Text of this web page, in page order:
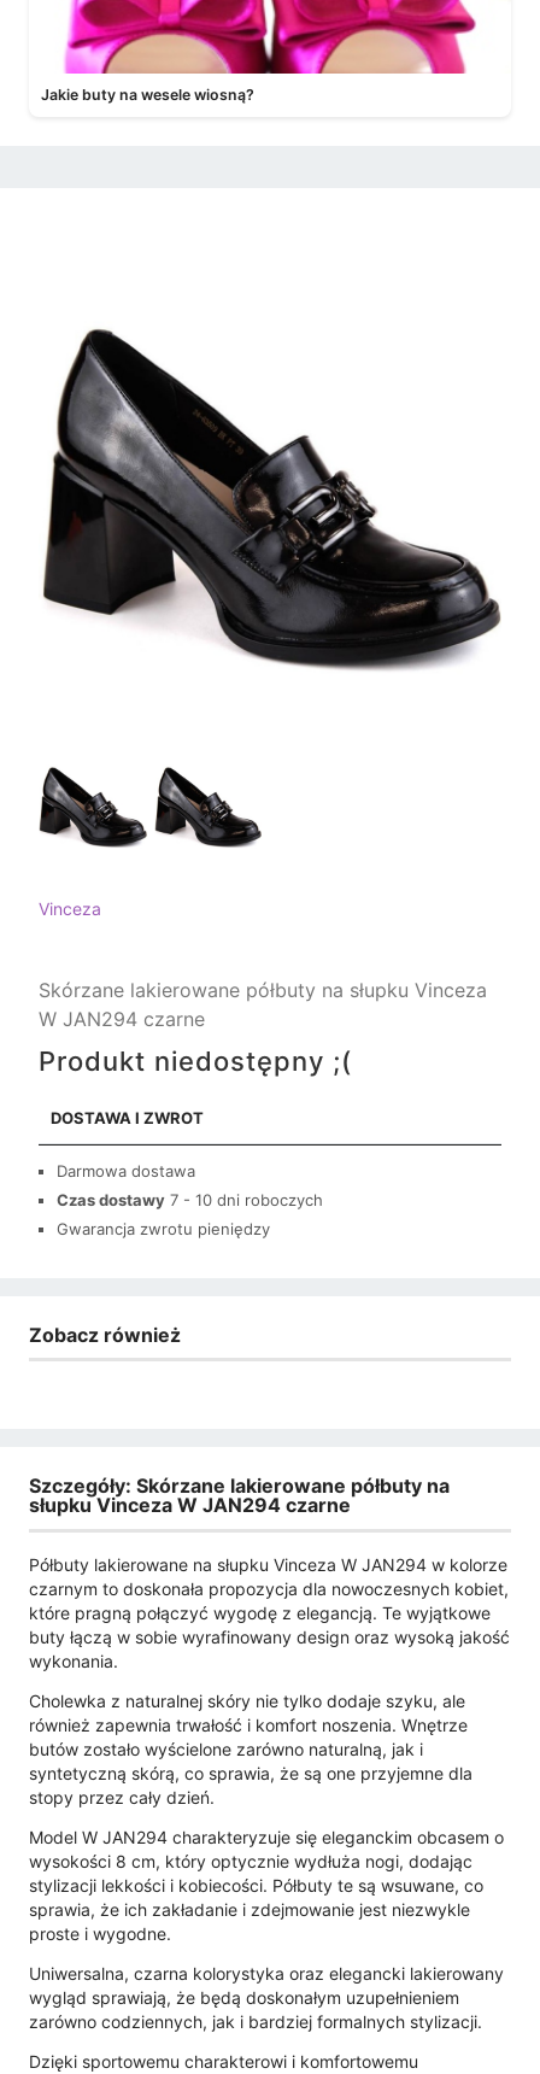
Jakie buty na wesele wiosną?
Vinceza
Skórzane lakierowane półbuty na słupku Vinceza
W JAN294 czarne
Produkt niedostępny ;(
DOSTAWA I ZWROT
Darmowa dostawa
Czas dostawy 7 - 10 dni roboczych
Gwarancja zwrotu pieniędzy
Zobacz również
Szczegóły: Skórzane lakierowane półbuty na
słupku Vinceza W JAN294 czarne
Półbuty lakierowane na słupku Vinceza W JAN294 w kolorze
czarnym to doskonała propozycja dla nowoczesnych kobiet,
które pragną połączyć wygodę z elegancją. Te wyjątkowe
buty łączą w sobie wyrafinowany design oraz wysoką jakość
wykonania.
Cholewka z naturalnej skóry nie tylko dodaje szyku, ale
również zapewnia trwałość i komfort noszenia. Wnętrze
butów zostało wyścielone zarówno naturalną, jak i
syntetyczną skórą, co sprawia, że są one przyjemne dla
stopy przez cały dzień.
Model W JAN294 charakteryzuje się eleganckim obcasem o
wysokości 8 cm, który optycznie wydłuża nogi, dodając
stylizacji lekkości i kobiecości. Półbuty te są wsuwane, co
sprawia, że ich zakładanie i zdejmowanie jest niezwykle
proste i wygodne.
Uniwersalna, czarna kolorystyka oraz elegancki lakierowany
wygląd sprawiają, że będą doskonałym uzupełnieniem
zarówno codziennych, jak i bardziej formalnych stylizacji.
Dzięki sportowemu charakterowi i komfortowemu